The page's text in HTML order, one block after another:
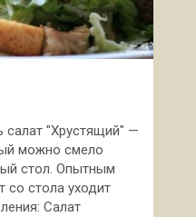
салат "Хрустящий" —
можно смело
стол. Опытным
со стола уходит
Салат